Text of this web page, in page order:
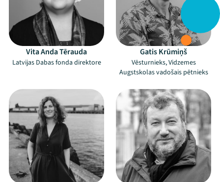
Vita Anda Tērauda
Latvijas Dabas fonda direktore
Gatis Krūmiņš
Vēsturnieks, Vidzemes
Augstskolas vadošais pētnieks